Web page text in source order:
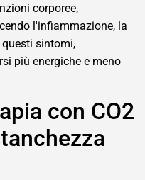
corporee,
l'infiammazione, la
sintomi,
più energiche e meno
con CO2